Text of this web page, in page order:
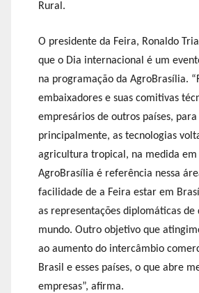
Rural.
O presidente da Feira, Ronaldo
que o Dia internacional é um
na programação da AgroBrasília.
embaixadores e suas comitivas
empresários de outros países,
principalmente, as tecnologias
agricultura tropical, na medida em
AgroBrasília é referência nessa
facilidade de a Feira estar em
as representações diplomáticas de
mundo. Outro objetivo que
ao aumento do intercâmbio
Brasil e esses países, o que abre
empresas”, afirma.